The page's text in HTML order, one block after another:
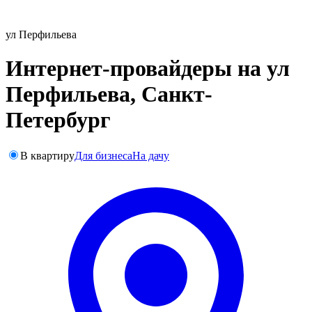
ул Перфильева
Интернет-провайдеры на ул
Перфильева, Санкт-
Петербург
В квартируДля бизнесаНа дачу